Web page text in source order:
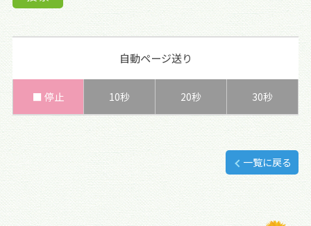
自動ページ送り
■ 停止 10秒 20秒 30秒
一覧に戻る